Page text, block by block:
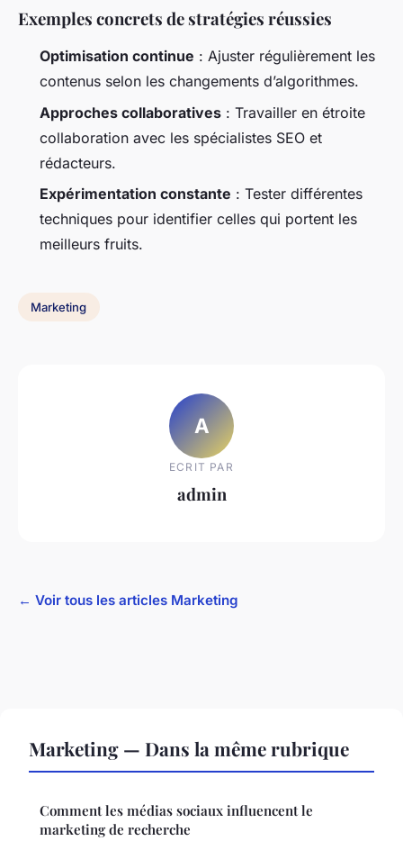
Exemples concrets de stratégies réussies
Optimisation continue : Ajuster régulièrement les
contenus selon les changements d’algorithmes.
Approches collaboratives : Travailler en étroite
collaboration avec les spécialistes SEO et
rédacteurs.
Expérimentation constante : Tester différentes
techniques pour identifier celles qui portent les
meilleurs fruits.
Marketing
A
ECRIT PAR
admin
← Voir tous les articles Marketing
Marketing — Dans la même rubrique
Comment les médias sociaux influencent le
marketing de recherche